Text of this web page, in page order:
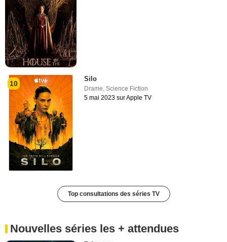
10
Silo
Drame,Science Fiction
5 mai 2023 sur Apple TV
Top consultations des séries TV
Nouvelles séries les + attendues